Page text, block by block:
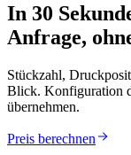
In 30
Anfrage,
Stückzahl,
Blick. Konfiguration
übernehmen.
Preis berechnen